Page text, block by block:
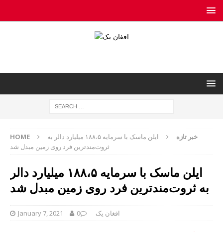
HOME خبر تازه
ایلن ماسک با سرمایه ۱۸۸،۵ میلیارد دالر به
ثروت‌مندترین فرد روی زمین مبدل شد
ایلن ماسک با سرمایه ۱۸۸،۵ میلیارد دالر
به ثروت‌مندترین فرد روی زمین مبدل شد
January 7, 2021 افغان یک 0